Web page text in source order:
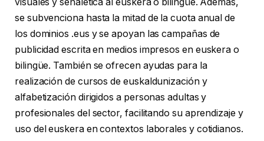
se subvenciona hasta la mitad de la cuota anual de
los dominios .eus y se apoyan las campañas de
publicidad escrita en medios impresos en euskera o
bilingüe. También se ofrecen ayudas para la
realización de cursos de euskaldunización y
alfabetización dirigidos a personas adultas y
profesionales del sector, facilitando su aprendizaje y
uso del euskera en contextos laborales y cotidianos.